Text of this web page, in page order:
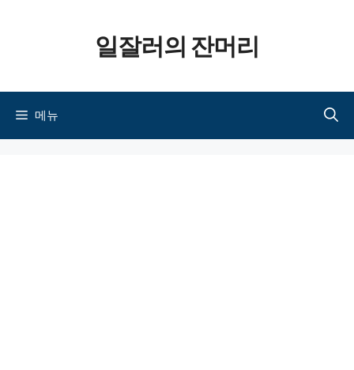
일잘러의 잔머리
메뉴